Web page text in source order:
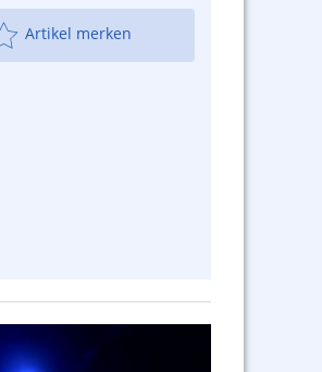
Artikel merken